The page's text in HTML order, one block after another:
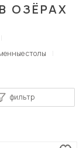
ОЗЁРАХ
столы
фильтр